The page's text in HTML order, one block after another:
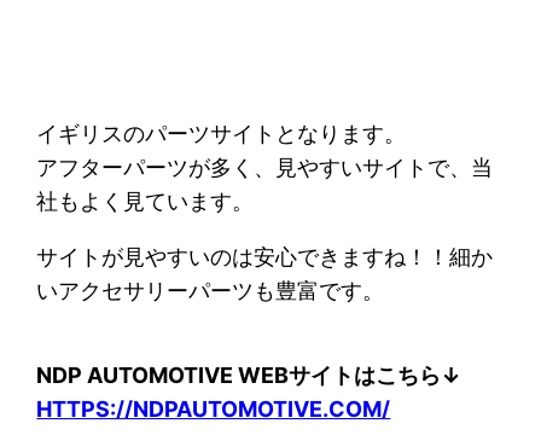
イギリスのパーツサイトとなります。
アフターパーツが多く、見やすいサイトで、当
社もよく見ています。
サイトが見やすいのは安心できますね！！細か
いアクセサリーパーツも豊富です。
NDP AUTOMOTIVE WEBサイトはこちら↓
HTTPS://NDPAUTOMOTIVE.COM/